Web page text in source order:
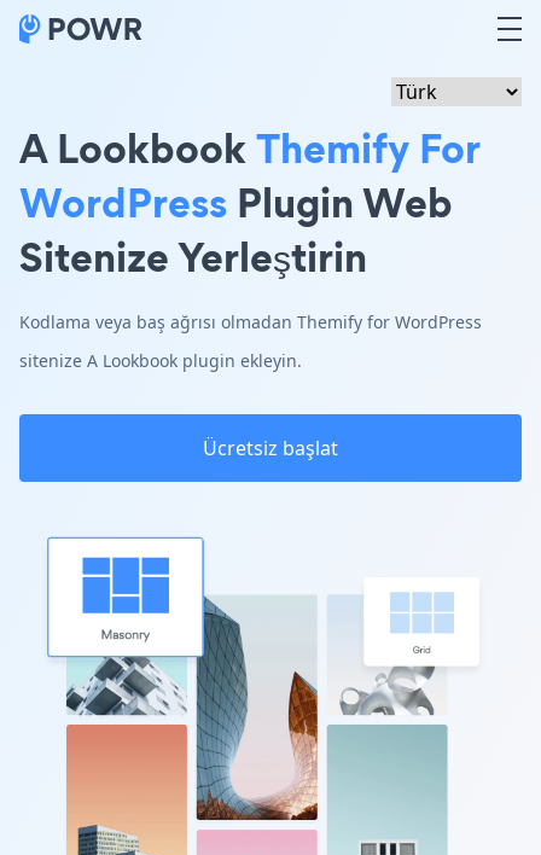
A LookbookThemify For
WordPress Plugin Web
Sitenize Yerleştirin
Kodlama veya baş ağrısı olmadan Themify for WordPress
sitenize A Lookbook plugin ekleyin.
Ücretsiz başlat